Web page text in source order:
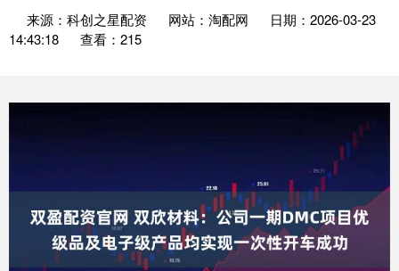
来源：科创之星配资 网站：淘配网
日期：2026-03-23
14:43:18
查看：215